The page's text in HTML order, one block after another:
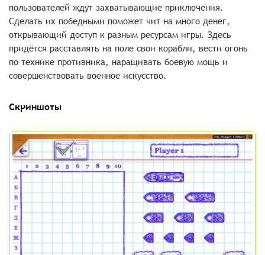
пользователей ждут захватывающие приключения.
Сделать их победными поможет чит на много денег,
открывающий доступ к разным ресурсам игры. Здесь
придётся расставлять на поле свои корабли, вести огонь
по технике противника, наращивать боевую мощь и
совершенствовать военное искусство.
Скриншоты